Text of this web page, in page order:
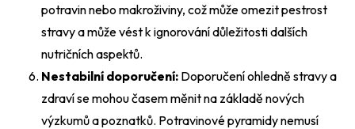
potravin nebo makroživiny, což může omezit pestrost
stravy a může vést k ignorování důležitosti dalších
nutričních aspektů.
Nestabilní doporučení: Doporučení ohledně stravy a
zdraví se mohou časem měnit na základě nových
výzkumů a poznatků. Potravinové pyramidy nemusí